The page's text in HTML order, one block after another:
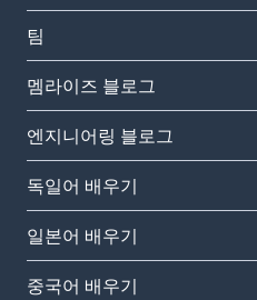
팀
멤라이즈 블로그
엔지니어링 블로그
독일어 배우기
일본어 배우기
중국어 배우기